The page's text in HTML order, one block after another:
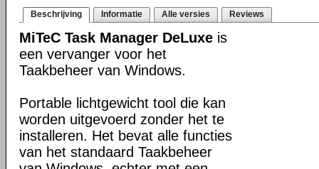
Beschrijving Informatie Alle versies Reviews
MiTeC Task Manager DeLuxe is
een vervanger voor het
Taakbeheer van Windows.
Portable lichtgewicht tool die kan
worden uitgevoerd zonder het te
installeren. Het bevat alle functies
van het standaard Taakbeheer